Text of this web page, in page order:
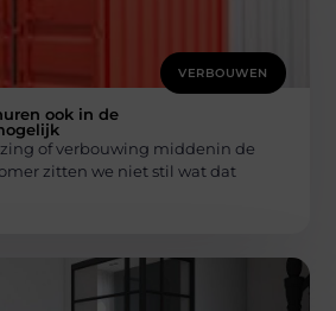
VERBOUWEN
ook in de
of verbouwing middenin de
zitten we niet stil wat dat